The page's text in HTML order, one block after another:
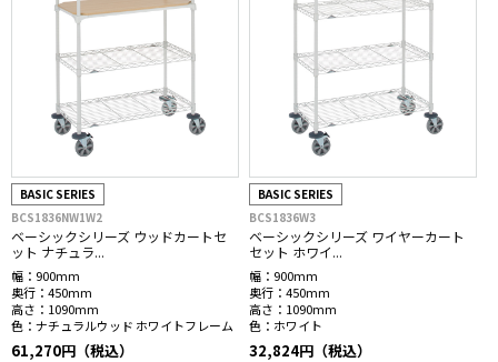
BASIC SERIES
BCS1836NW1W2
ベーシックシリーズ ウッドカートセ
ット ナチュラ...
幅： 900mm
奥行： 450mm
高さ： 1090mm
色： ナチュラルウッド ホワイトフレーム
61,270円（税込）
BASIC SERIES
BCS1836W3
ベーシックシリーズ ワイヤーカート
セット ホワイ...
幅： 900mm
奥行： 450mm
高さ： 1090mm
色： ホワイト
32,824円（税込）